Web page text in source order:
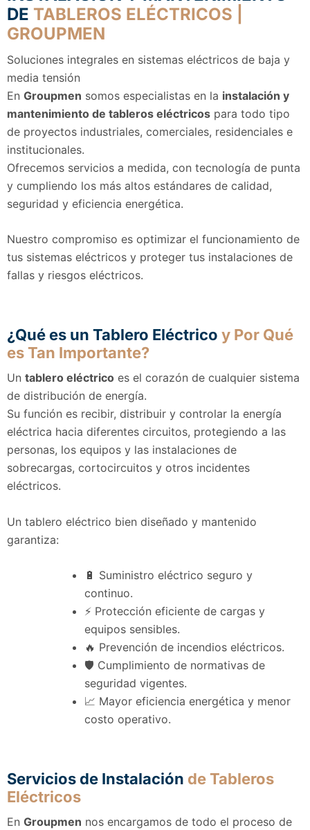
DE TABLEROS ELÉCTRICOS |
GROUPMEN
Soluciones integrales en sistemas eléctricos de baja y
media tensión
En Groupmen somos especialistas en la instalación y
mantenimiento de tableros eléctricos para todo tipo
de proyectos industriales, comerciales, residenciales e
institucionales.
Ofrecemos servicios a medida, con tecnología de punta
y cumpliendo los más altos estándares de calidad,
seguridad y eficiencia energética.
Nuestro compromiso es optimizar el funcionamiento de
tus sistemas eléctricos y proteger tus instalaciones de
fallas y riesgos eléctricos.
¿Qué es un Tablero Eléctrico y Por Qué
es Tan Importante?
Un tablero eléctrico es el corazón de cualquier sistema
de distribución de energía.
Su función es recibir, distribuir y controlar la energía
eléctrica hacia diferentes circuitos, protegiendo a las
personas, los equipos y las instalaciones de
sobrecargas, cortocircuitos y otros incidentes
eléctricos.
Un tablero eléctrico bien diseñado y mantenido
garantiza:
🔋 Suministro eléctrico seguro y
continuo.
⚡ Protección eficiente de cargas y
equipos sensibles.
🔥 Prevención de incendios eléctricos.
🛡️ Cumplimiento de normativas de
seguridad vigentes.
📈 Mayor eficiencia energética y menor
costo operativo.
Servicios de Instalación de Tableros
Eléctricos
En Groupmen nos encargamos de todo el proceso de